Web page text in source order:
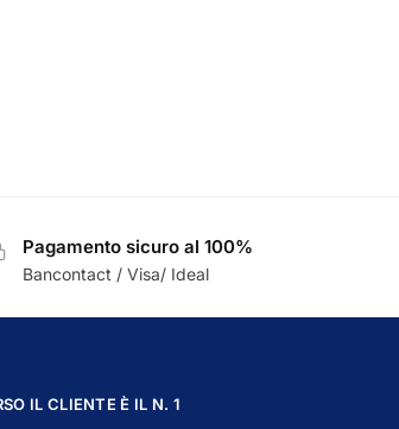
Pagamento sicuro al 100%
Bancontact / Visa/ Ideal
IL CLIENTE È IL N. 1